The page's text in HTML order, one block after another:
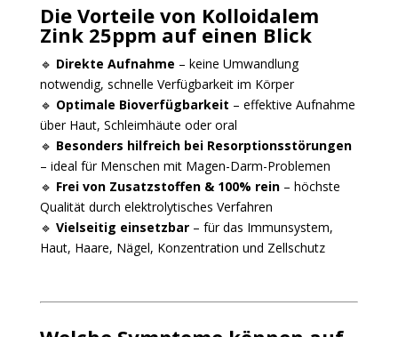
Die Vorteile von Kolloidalem
Zink 25ppm auf einen Blick
🔹 Direkte Aufnahme – keine Umwandlung
notwendig, schnelle Verfügbarkeit im Körper
🔹 Optimale Bioverfügbarkeit – effektive Aufnahme
über Haut, Schleimhäute oder oral
🔹 Besonders hilfreich bei Resorptionsstörungen
– ideal für Menschen mit Magen-Darm-Problemen
🔹 Frei von Zusatzstoffen & 100% rein– höchste
Qualität durch elektrolytisches Verfahren
🔹 Vielseitig einsetzbar– für das Immunsystem,
Haut, Haare, Nägel, Konzentration und Zellschutz